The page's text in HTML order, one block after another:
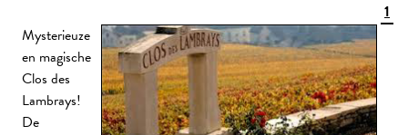
1
Mysterieuze
en magische
Clos des
Lambrays!
De